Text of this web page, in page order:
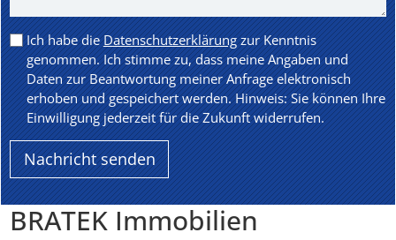
Ich habe dieDatenschutzerklärungzur Kenntnis
genommen. Ich stimme zu, dass meine Angaben und
Daten zur Beantwortung meiner Anfrage elektronisch
erhoben und gespeichert werden. Hinweis: Sie können Ihre
Einwilligung jederzeit für die Zukunft widerrufen.
BRATEK Immobilien